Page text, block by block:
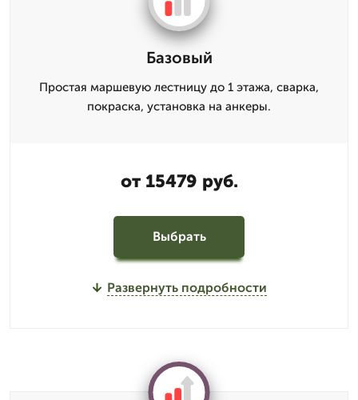
Базовый
Простая маршевую лестницу до 1 этажа, сварка,
покраска, установка на анкеры.
от 15479 руб.
Выбрать
Развернуть подробности